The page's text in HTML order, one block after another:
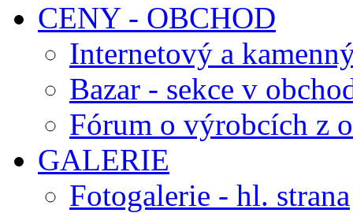
CENY - OBCHOD
Internetový a
Bazar - sekce v
Fórum o výrobcích z
GALERIE
Fotogalerie - hl. strana